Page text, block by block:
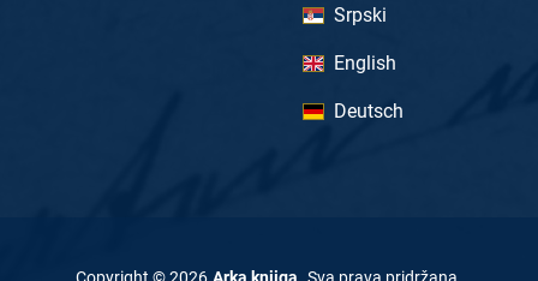
Srpski
English
Deutsch
Copyright ©2026 Arka knjiga Sva prava pridržana